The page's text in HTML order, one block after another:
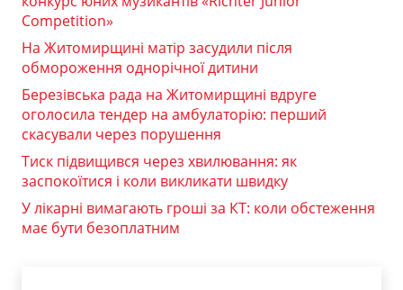
Competition»
На Житомирщині матір засудили після
обмороження однорічної дитини
Березівська рада на Житомирщині вдруге
оголосила тендер на амбулаторію: перший
скасували через порушення
Тиск підвищився через хвилювання: як
заспокоїтися і коли викликати швидку
У лікарні вимагають гроші за КТ: коли обстеження
має бути безоплатним